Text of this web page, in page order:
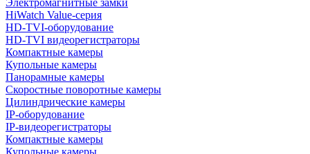
Электромагнитные замки
HiWatch Value-серия
HD-TVI-оборудование
HD-TVI видеорегистраторы
Компактные камеры
Купольные камеры
Панорамные камеры
Скоростные поворотные камеры
Цилиндрические камеры
IP-оборудование
IP-видеорегистраторы
Компактные камеры
Купольные камеры